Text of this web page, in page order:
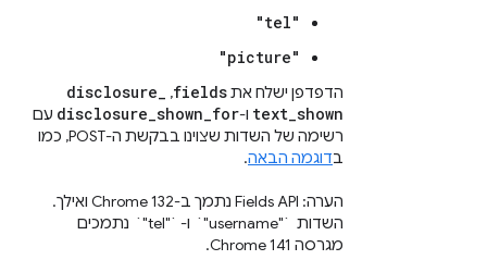
"tel"
"picture"
הדפדפן ישלח אתfields
,‏
disclosure_
text_shown ו- disclosure_shown_for
עם
רשימה של השדות שצוינו בבקשת ה-POST, כמו
בדוגמה הבאה.
הערה: Fields API נתמך ב-Chrome 132 ואילך.
השדות ‎ `"username"` ‎ ו-‎ `"tel"` ‎ נתמכים
מגרסה Chrome 141.